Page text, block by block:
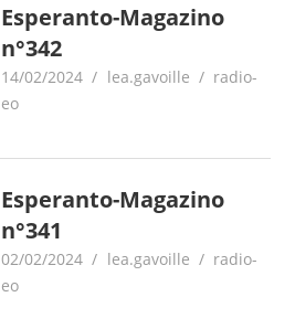
Esperanto-Magazino
n°342
14/02/2024 lea.gavoille
radio-
eo
Esperanto-Magazino
n°341
02/02/2024 lea.gavoille
radio-
eo